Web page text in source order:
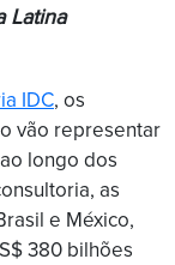
Latina
IDC, os
vão representar
longo dos
as
e México,
380 bilhões